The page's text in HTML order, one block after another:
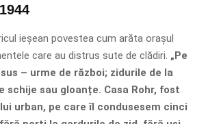
ieșean povestea cum arăta orașul
care au distrus sute de clădiri. „Pe
– urme de război; zidurile de la
schije sau gloanțe. Casa Rohr, fost
urban, pe care îl condusesem cinci